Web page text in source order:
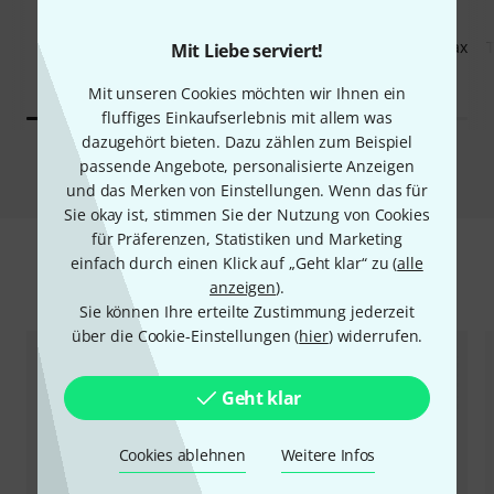
Mit Liebe serviert!
Mit unseren Cookies möchten wir Ihnen ein
fluffiges Einkaufserlebnis mit allem was
dazugehört bieten. Dazu zählen zum Beispiel
passende Angebote, personalisierte Anzeigen
und das Merken von Einstellungen. Wenn das für
Sie okay ist, stimmen Sie der Nutzung von Cookies
für Präferenzen, Statistiken und Marketing
einfach durch einen Klick auf „Geht klar“ zu (alle
anzeigen).
Sie können Ihre erteilte Zustimmung jederzeit
über die Cookie-Einstellungen (hier) widerrufen.
Geht klar
Cookies ablehnen Weitere Infos
GENAU DIESES PRODUKT Thomann Antique Tenor Sax
Vergleichen
Zubehör & passende Artikel